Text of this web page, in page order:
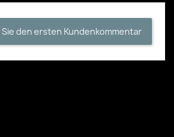
den ersten Kundenkommentar